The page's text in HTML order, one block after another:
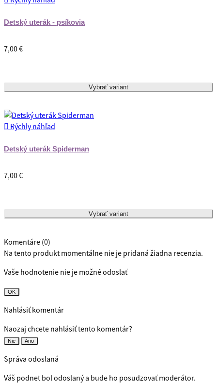
Detský uterák - psíkovia
7,00 €
Vybrať variant
 Rýchly náhľad
Detský uterák Spiderman
7,00 €
Vybrať variant
Komentáre (0)
Na tento produkt momentálne nie je pridaná žiadna recenzia.
Vaše hodnotenie nie je možné odoslať
OK
Nahlásiť komentár
Naozaj chcete nahlásiť tento komentár?
Nie Áno
Správa odoslaná
Váš podnet bol odoslaný a bude ho posudzovať moderátor.